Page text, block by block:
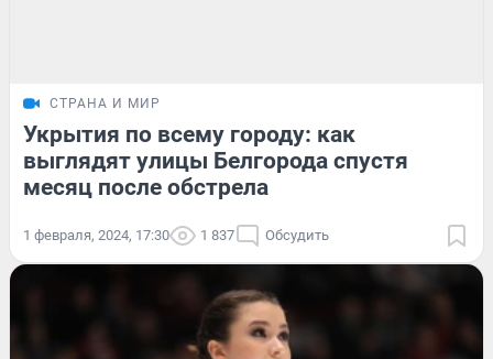
СТРАНА И МИР
Укрытия по всему городу: как
выглядят улицы Белгорода спустя
месяц после обстрела
1 февраля, 2024, 17:30 1 837 Обсудить